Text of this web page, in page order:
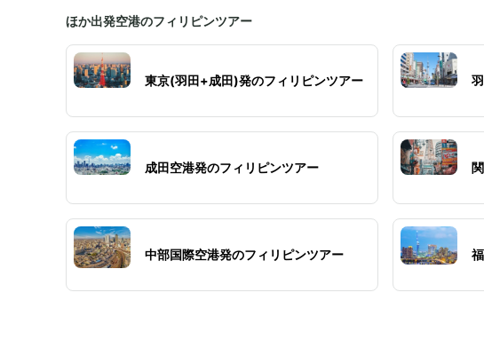
ほか出発空港のフィリピンツアー
東京(羽田+成田)発のフィリピンツアー
成田空港発のフィリピンツアー
中部国際空港発のフィリピンツアー